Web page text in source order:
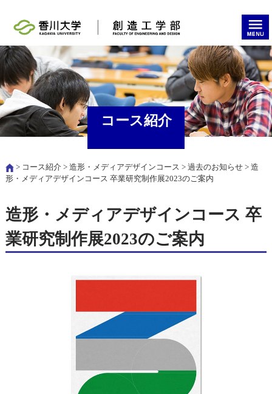
コース紹介
> コース紹介> 造形・メディアデザインコース > 過去のお知らせ> 造
形・メディアデザインコース 卒業研究制作展2023のご案内
造形・メディアデザインコース 卒
業研究制作展2023のご案内